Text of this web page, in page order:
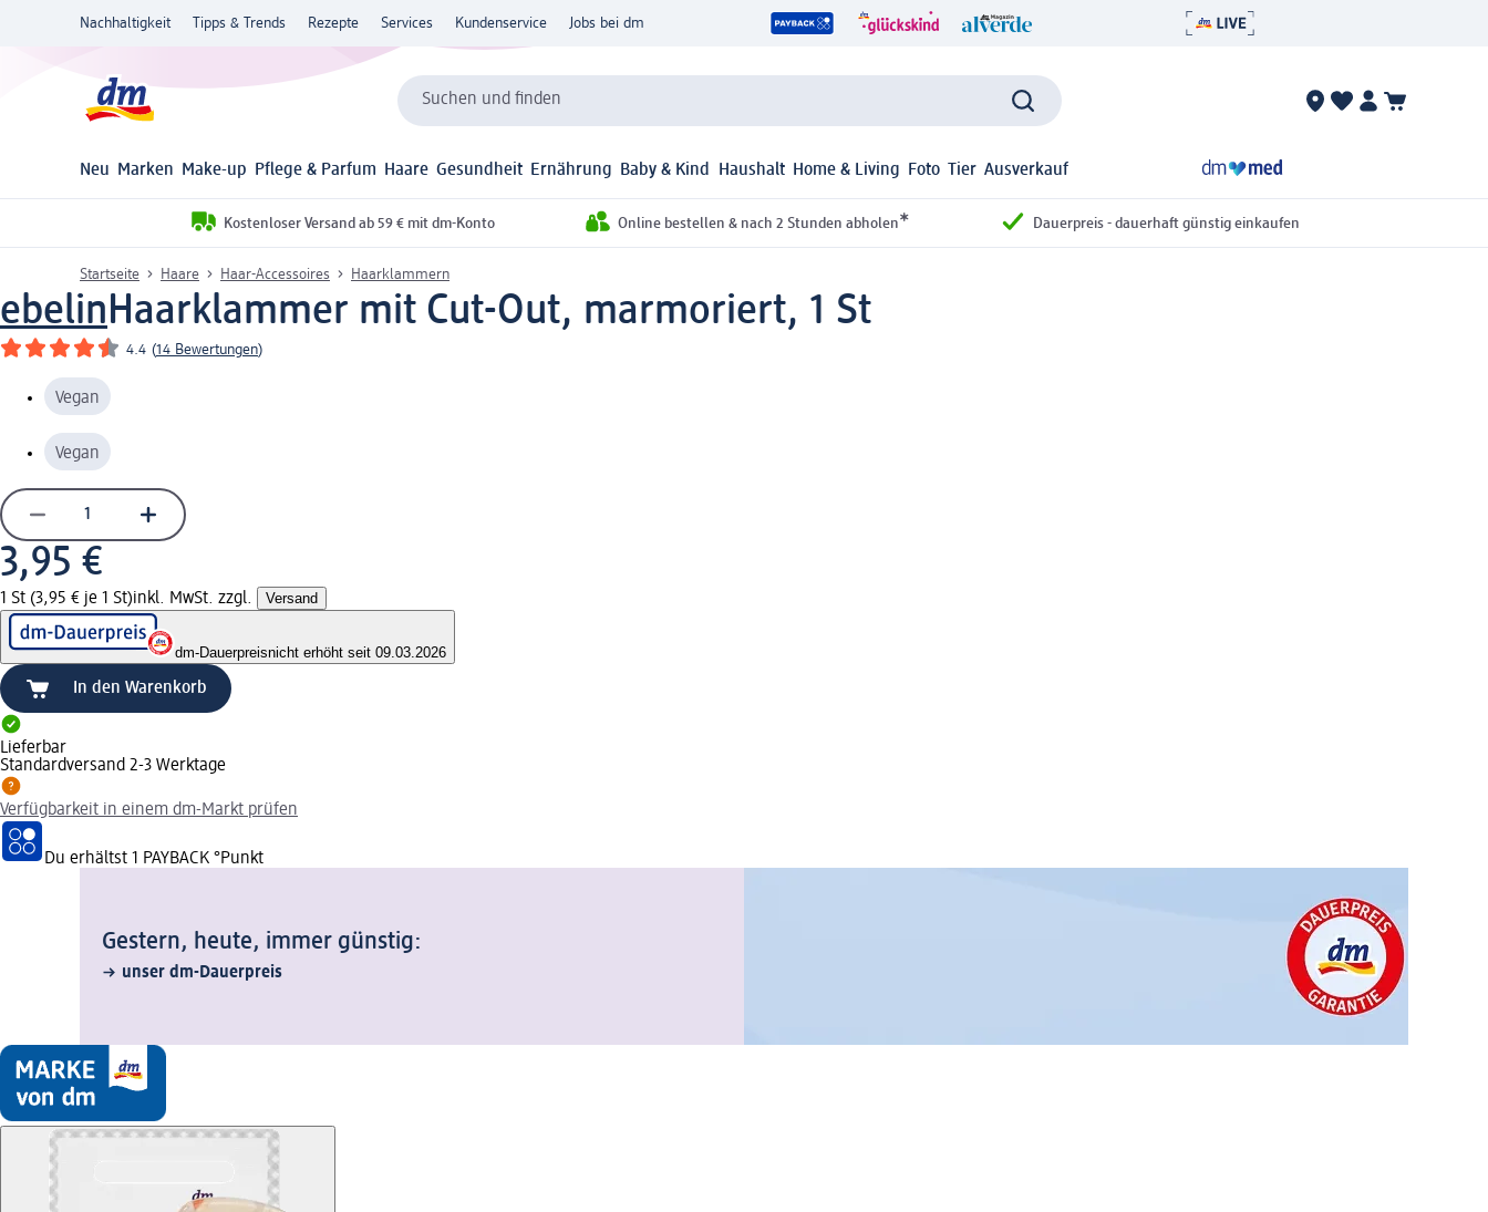
Nachhaltigkeit Tipps & Trends Rezepte Services Kundenservice Jobs bei dm
Suchen und finden
Neu Marken Make-up Pflege & Parfum Haare Gesundheit Ernährung Baby & Kind Haushalt Home & Living Foto Tier Ausverkauf
Kostenloser Versand ab 59 € mit dm-Konto Online bestellen & nach 2 Stunden abholen* Dauerpreis - dauerhaft günstig einkaufen
Startseite Haare Haar-Accessoires Haarklammern
ebelinHaarklammer mit Cut-Out, marmoriert, 1 St
4.4 (14 Bewertungen)
Vegan
Vegan
3,95 €
1 St (3,95 € je 1 St)inkl. MwSt. zzgl. Versand
dm-Dauerpreisnicht erhöht seit 09.03.2026
In den Warenkorb
Lieferbar
Standardversand 2-3 Werktage
Verfügbarkeit in einem dm-Markt prüfen
Du erhältst 1 PAYBACK °Punkt
Gestern, heute, immer günstig:
unser dm-Dauerpreis